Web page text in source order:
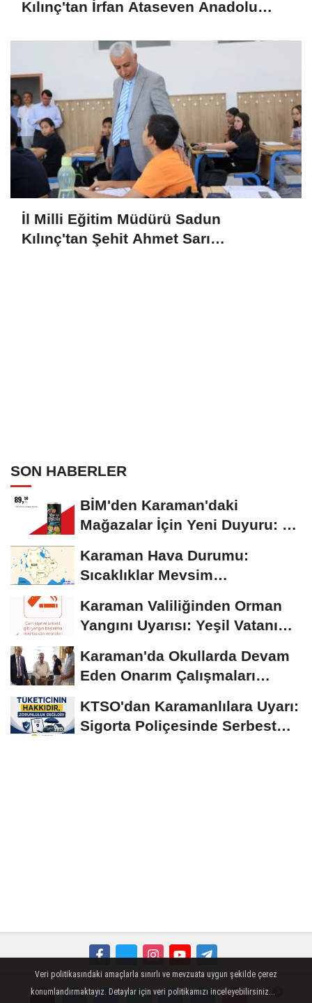
Kılınç'tan İrfan Ataseven Anadolu
İl Milli Eğitim Müdürü Sadun
Kılınç'tan Şehit Ahmet Sarı
SON HABERLER
BİM'den Karaman'daki
Mağazalar İçin Yeni Duyuru: 11
Karaman Hava Durumu:
Sıcaklıklar Mevsim
Seyrediyor
Karaman Valiliğinden Orman
Yangını Uyarısı: Yeşil Vatanı
Karaman'da Okullarda Devam
Eden Onarım Çalışmaları
KTSO'dan Karamanlılara Uyarı:
Sigorta Poliçesinde Serbest
Künye İletişim Çerez Politikası Gizlilik İlkeleri
Veri politikasındaki amaçlarla sınırlı ve mevzuata uygun şekilde çerez
konumlandırmaktayız. Detaylar için veri politikamızı inceleyebilirsiniz...